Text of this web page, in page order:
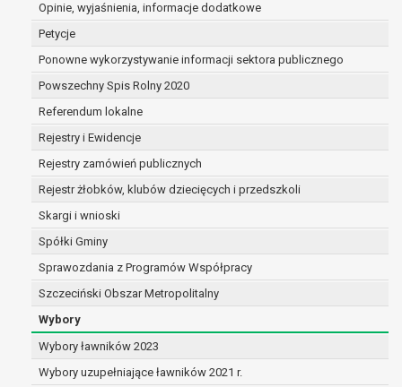
Opinie, wyjaśnienia, informacje dodatkowe
Petycje
Ponowne wykorzystywanie informacji sektora publicznego
Powszechny Spis Rolny 2020
Referendum lokalne
Rejestry i Ewidencje
Rejestry zamówień publicznych
Rejestr żłobków, klubów dziecięcych i przedszkoli
Skargi i wnioski
Spółki Gminy
Sprawozdania z Programów Współpracy
Szczeciński Obszar Metropolitalny
Wybory
Wybory ławników 2023
Wybory uzupełniające ławników 2021 r.
dane są nieprawidłowe lub
prawo do żądania usunięcia danych
osobowych (tzw. prawo do bycia
zapomnianym) na podstawie art. 17 RODO,
w przypadku gdy:
dane nie są już niezbędne do celów,
sposób przetwarzane,
osoba, której dane dotyczą, wniosła
sprzeciw wobec przetwarzania
danych osobowych,
zgodę na przetwarzanie danych
osobowych, która jest podstawą
przetwarzania danych i nie ma innej
danych,
dane osobowe przetwarzane są
niezgodnie z prawem,